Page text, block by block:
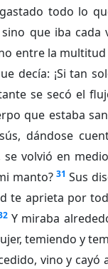
todo lo
que iba cada
entre la
decía: ¡Si tan
se secó el
que estaba
dándose
se volvió en
manto? 31 Sus
te aprieta por
Y miraba
temiendo y
vino y cayó